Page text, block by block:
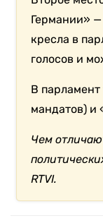
Германии» —
кресла в
голосов и
В
мандатов) и
Чем
RTVI.